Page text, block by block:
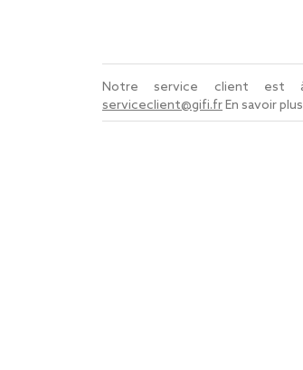
Notre service client est
serviceclient@gifi.frEn savoir